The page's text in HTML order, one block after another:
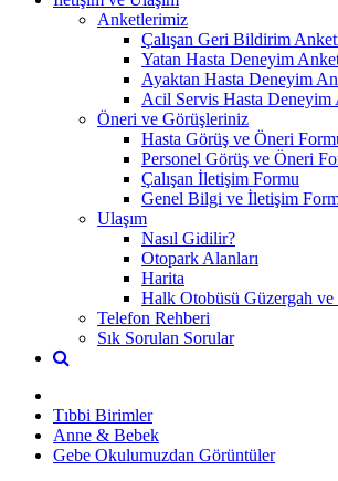
Anketlerimiz
Çalışan Geri Bildirim
Yatan Hasta Deneyim
Ayaktan Hasta Deneyim
Acil Servis Hasta Deneyim
Öneri ve Görüşleriniz
Hasta Görüş ve Öneri
Personel Görüş ve Öneri
Çalışan İletişim Formu
Genel Bilgi ve İletişim
Ulaşım
Nasıl Gidilir?
Otopark Alanları
Harita
Halk Otobüsü Güzergah
Telefon Rehberi
Sık Sorulan Sorular
Tıbbi Birimler
Anne & Bebek
Gebe Okulumuzdan Görüntüler